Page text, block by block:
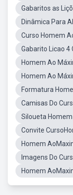
Gabaritos as
Dinâmica Para
Curso Homem
Gabarito Licao 4
Homem Ao
Homem Ao
Formatura
Camisas Do
Siloueta
Convite
Homem
Imagens Do
Homem